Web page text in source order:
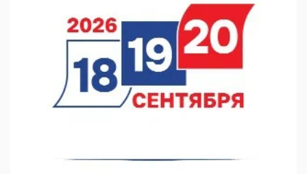
Кратковременные перерывы вещания телерадиопрограмм
ожидаются в Нижнем Новгороде до 16 августа в связи с
покраской телебашни
07.08.2026 11:20